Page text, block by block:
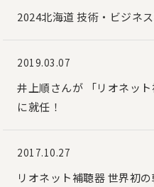
2024北海道 技術・ビジネ
2019.03.07
井上順さんが 「リオネット
に就任！
2017.10.27
リオネット補聴器 世界初